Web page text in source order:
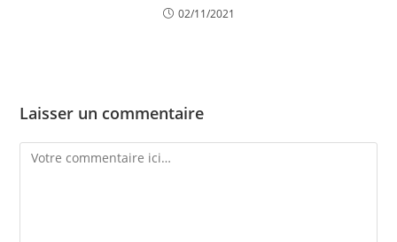
02/11/2021
Laisser un commentaire